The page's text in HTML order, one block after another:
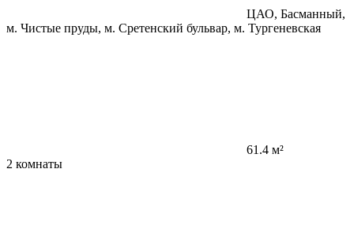
ЦАО, Басманный,
м. Чистые пруды, м. Сретенский бульвар, м. Тургеневская
61.4 м²
2 комнаты